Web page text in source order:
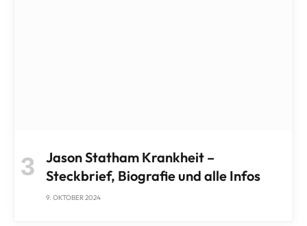
Jason Statham Krankheit –
Steckbrief, Biografie und alle Infos
9. OKTOBER 2024